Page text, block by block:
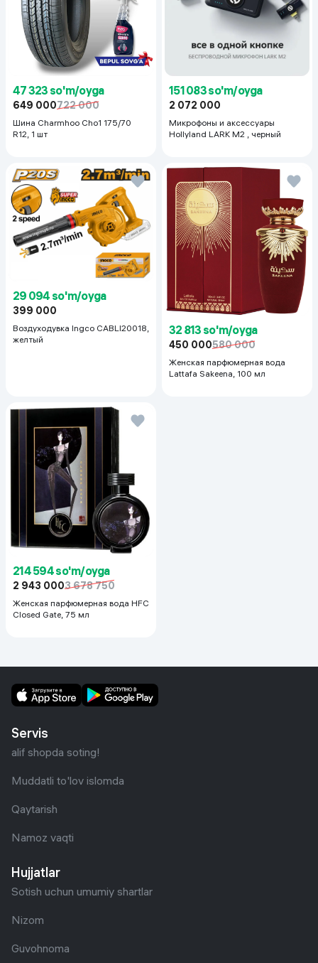
47 323 so'm/oyga
649 000722 000
Шина Charmhoo Cho1 175/70
R12, 1 шт
151 083 so'm/oyga
2 072 000
Микрофоны и аксессуары
Hollyland LARK M2 , черный
29 094 so'm/oyga
399 000
Воздуходувка Ingco СABLI20018,
желтый
32 813 so'm/oyga
450 000580 000
Женская парфюмерная вода
Lattafa Sakeena, 100 мл
214 594 so'm/oyga
2 943 0003 678 750
Женская парфюмерная вода HFC
Closed Gate, 75 мл
Servis
alif shopda soting!
Muddatli to'lov islomda
Qaytarish
Namoz vaqti
Hujjatlar
Sotish uchun umumiy shartlar
Nizom
Guvohnoma